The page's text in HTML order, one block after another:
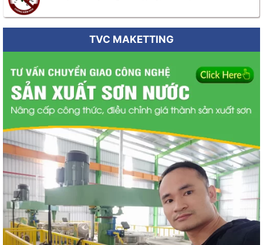
TVC MAKETTING